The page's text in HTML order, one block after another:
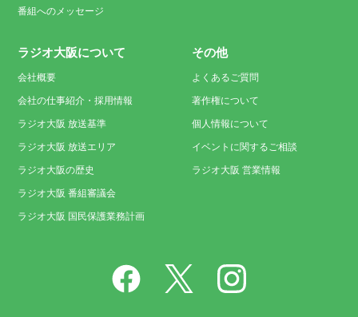
番組へのメッセージ
ラジオ大阪について
会社概要
会社の仕事紹介・採用情報
ラジオ大阪 放送基準
ラジオ大阪 放送エリア
ラジオ大阪の歴史
ラジオ大阪 番組審議会
ラジオ大阪 国民保護業務計画
その他
よくあるご質問
著作権について
個人情報について
イベントに関するご相談
ラジオ大阪 営業情報